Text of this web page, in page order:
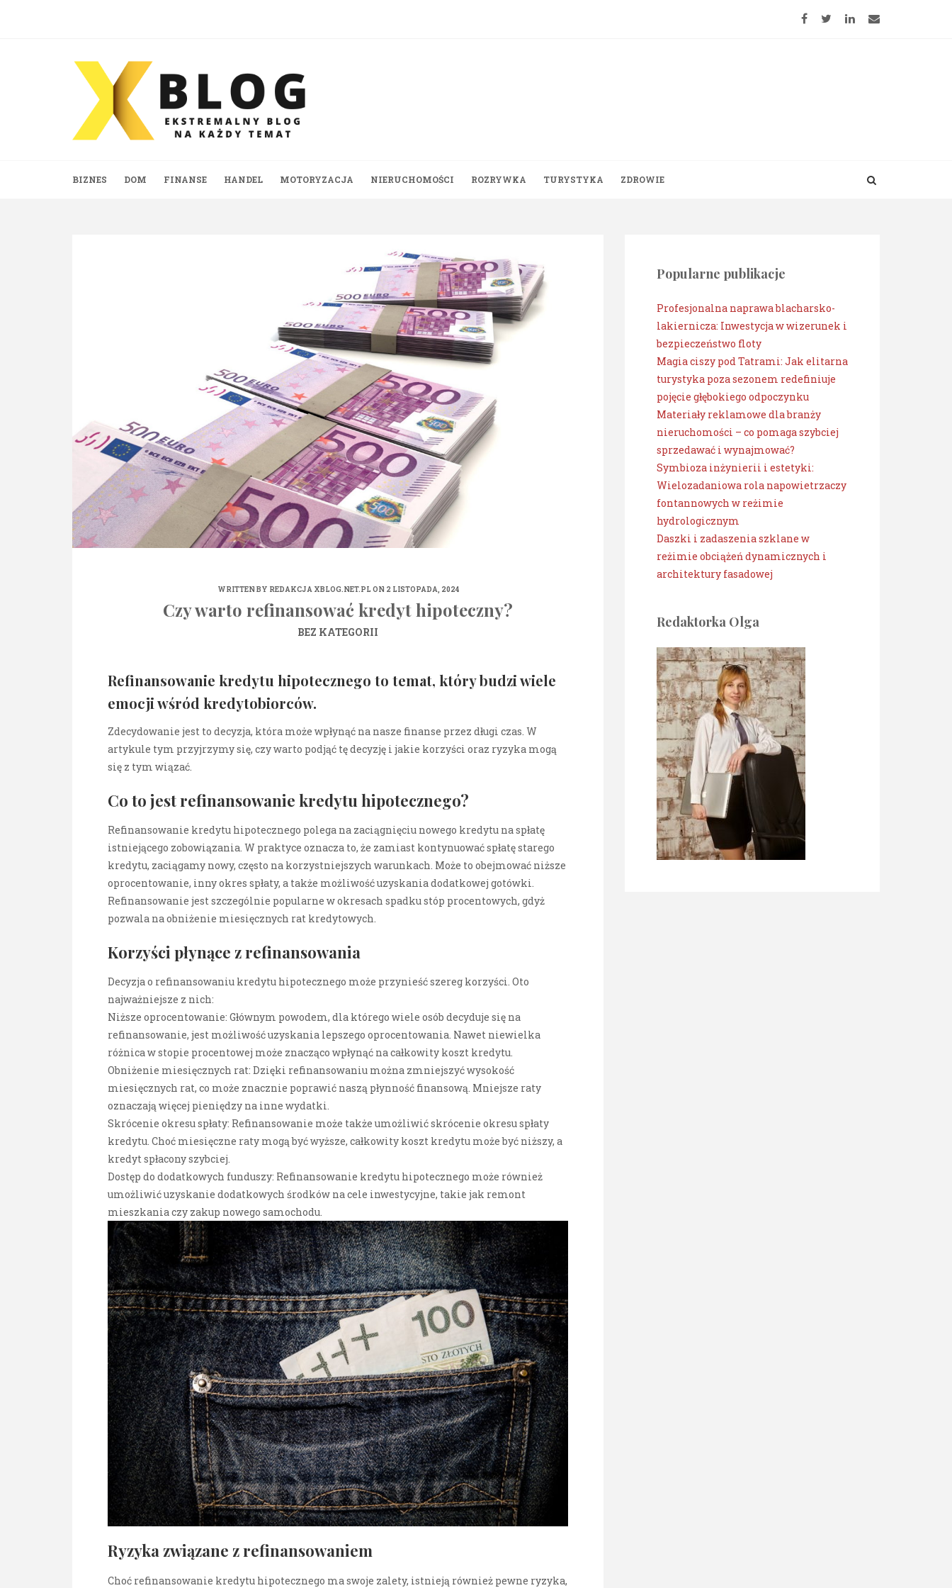
BIZNES DOM FINANSE HANDEL MOTORYZACJA NIERUCHOMOŚCI ROZRYWKA TURYSTYKA ZDROWIE
WRITTEN BY REDAKCJA XBLOG.NET.PL ON 2 LISTOPADA, 2024
Czy warto refinansować kredyt hipoteczny?
BEZ KATEGORII
Refinansowanie kredytu hipotecznego to temat, który budzi wiele
emocji wśród kredytobiorców.
Zdecydowanie jest to decyzja, która może wpłynąć na nasze finanse przez długi czas. W
artykule tym przyjrzymy się, czy warto podjąć tę decyzję i jakie korzyści oraz ryzyka mogą
się z tym wiązać.
Co to jest refinansowanie kredytu hipotecznego?
Refinansowanie kredytu hipotecznego polega na zaciągnięciu nowego kredytu na spłatę
istniejącego zobowiązania. W praktyce oznacza to, że zamiast kontynuować spłatę starego
kredytu, zaciągamy nowy, często na korzystniejszych warunkach. Może to obejmować niższe
oprocentowanie, inny okres spłaty, a także możliwość uzyskania dodatkowej gotówki.
Refinansowanie jest szczególnie popularne w okresach spadku stóp procentowych, gdyż
pozwala na obniżenie miesięcznych rat kredytowych.
Korzyści płynące z refinansowania
Decyzja o refinansowaniu kredytu hipotecznego może przynieść szereg korzyści. Oto
najważniejsze z nich:
Niższe oprocentowanie: Głównym powodem, dla którego wiele osób decyduje się na
refinansowanie, jest możliwość uzyskania lepszego oprocentowania. Nawet niewielka
różnica w stopie procentowej może znacząco wpłynąć na całkowity koszt kredytu.
Obniżenie miesięcznych rat: Dzięki refinansowaniu można zmniejszyć wysokość
miesięcznych rat, co może znacznie poprawić naszą płynność finansową. Mniejsze raty
oznaczają więcej pieniędzy na inne wydatki.
Skrócenie okresu spłaty: Refinansowanie może także umożliwić skrócenie okresu spłaty
kredytu. Choć miesięczne raty mogą być wyższe, całkowity koszt kredytu może być niższy, a
kredyt spłacony szybciej.
Dostęp do dodatkowych funduszy: Refinansowanie kredytu hipotecznego może również
umożliwić uzyskanie dodatkowych środków na cele inwestycyjne, takie jak remont
mieszkania czy zakup nowego samochodu.
Ryzyka związane z refinansowaniem
Choć refinansowanie kredytu hipotecznego ma swoje zalety, istnieją również pewne ryzyka,
Popularne publikacje
Profesjonalna naprawa blacharsko-
lakiernicza: Inwestycja w wizerunek i
bezpieczeństwo floty
Magia ciszy pod Tatrami: Jak elitarna
turystyka poza sezonem redefiniuje
pojęcie głębokiego odpoczynku
Materiały reklamowe dla branży
nieruchomości – co pomaga szybciej
sprzedawać i wynajmować?
Symbioza inżynierii i estetyki:
Wielozadaniowa rola napowietrzaczy
fontannowych w reżimie
hydrologicznym
Daszki i zadaszenia szklane w
reżimie obciążeń dynamicznych i
architektury fasadowej
Redaktorka Olga